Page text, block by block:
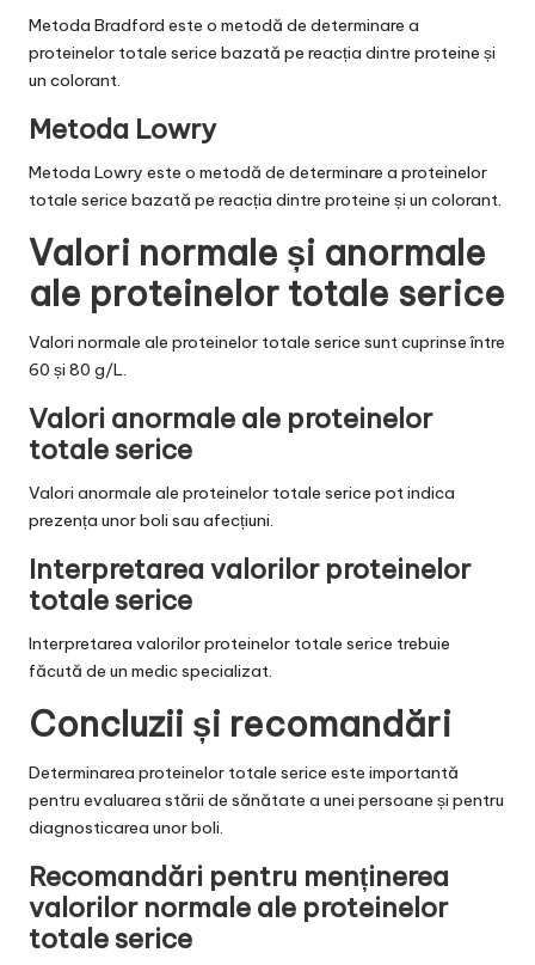
Metoda Bradford este o metodă de determinare a
proteinelor totale serice bazată pe reacția dintre proteine și
un colorant.
Metoda Lowry
Metoda Lowry este o metodă de determinare a proteinelor
totale serice bazată pe reacția dintre proteine și un colorant.
Valori normale și anormale
ale proteinelor totale serice
Valori normale ale proteinelor totale serice sunt cuprinse între
60 și 80 g/L.
Valori anormale ale proteinelor
totale serice
Valori anormale ale proteinelor totale serice pot indica
prezența unor boli sau afecțiuni.
Interpretarea valorilor proteinelor
totale serice
Interpretarea valorilor proteinelor totale serice trebuie
făcută de un medic specializat.
Concluzii și recomandări
Determinarea proteinelor totale serice este importantă
pentru evaluarea stării de sănătate a unei persoane și pentru
diagnosticarea unor boli.
Recomandări pentru menținerea
valorilor normale ale proteinelor
totale serice